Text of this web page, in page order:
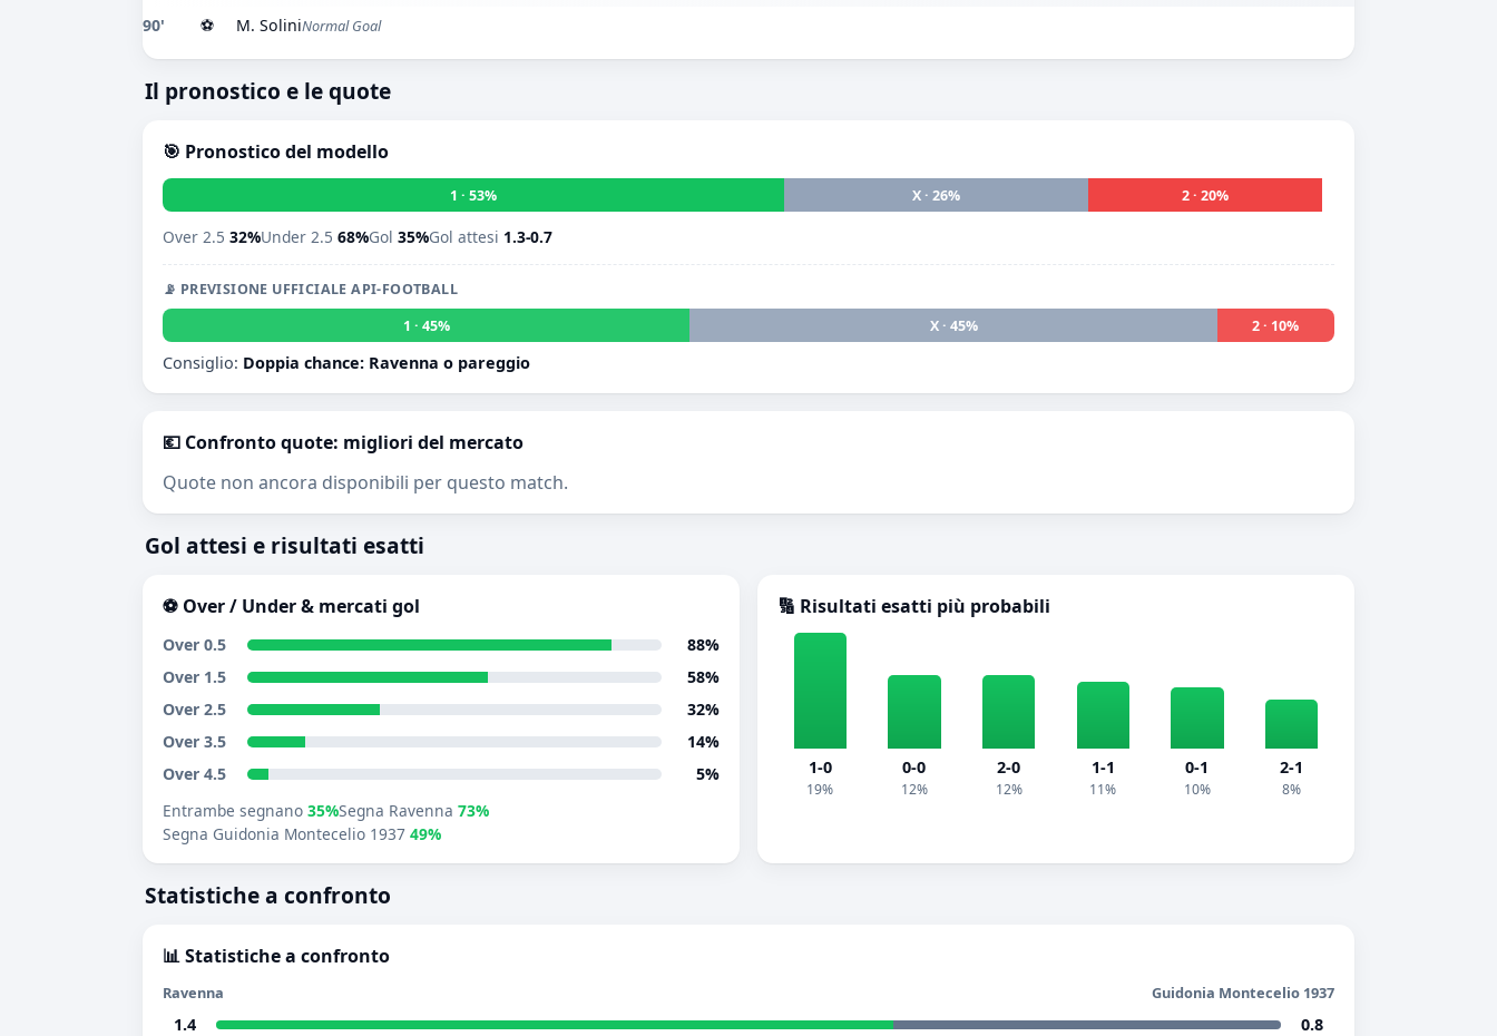
90' ⚽ M. SoliniNormal Goal
Il pronostico e le quote
🎯 Pronostico del modello
1 · 53% X · 26% 2 · 20%
Over 2.5 32%Under 2.5 68%Gol 35%Gol attesi 1.3-0.7
📡 PREVISIONE UFFICIALE API-FOOTBALL
1 · 45%
X · 45% 2 · 10%
Consiglio: Doppia chance: Ravenna o pareggio
💶 Confronto quote: migliori del mercato
Quote non ancora disponibili per questo match.
Gol attesi e risultati esatti
⚽ Over / Under & mercati gol
Over 0.5
88%
Over 1.5
58%
Over 2.5
32%
Over 3.5
14%
Over 4.5
5%
Entrambe segnano 35%Segna Ravenna 73%
Segna Guidonia Montecelio 1937 49%
🔢 Risultati esatti più probabili
1-0
19%
0-0
12%
2-0
12%
1-1
11%
0-1
10%
2-1
8%
Statistiche a confronto
📊 Statistiche a confronto
Ravenna Guidonia Montecelio 1937
1.4 0.8